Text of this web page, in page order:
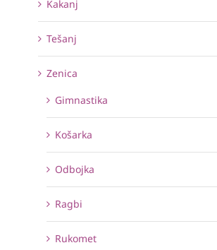
Kakanj
Tešanj
Zenica
Gimnastika
Košarka
Odbojka
Ragbi
Rukomet